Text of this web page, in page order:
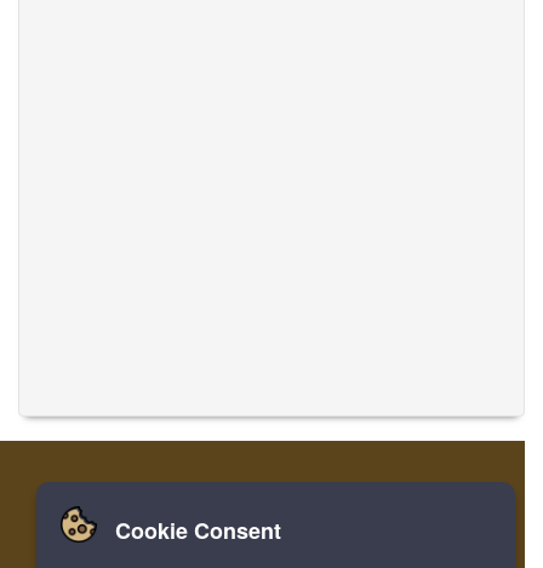
Zuhause Einloggen
Cookie Consent